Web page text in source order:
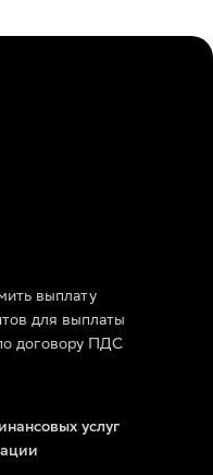
выплату
для выплаты
договору ПДС
услуг